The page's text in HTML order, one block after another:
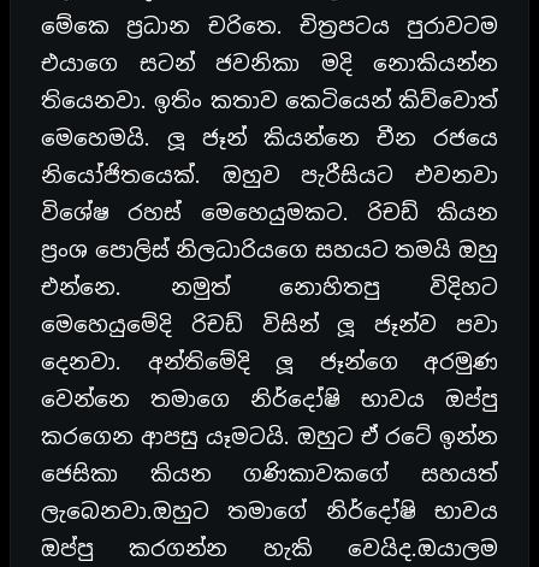
මේකෙ ප්‍රධාන චරිතෙ. චිත්‍රපටය පුරාවටම
එයාගෙ සටන් ජවනිකා මදි නොකියන්න
තියෙනවා. ඉතිං කතාව කෙටියෙන් කිව්වොත්
මෙහෙමයි. ලූ ජෑන් කියන්නෙ චීන රජයෙ
නියෝජිතයෙක්. ඔහුව පැරීසියට එවනවා
විශේෂ රහස් මෙහෙයුමකට. රිචඩ් කියන
ප්‍රංශ පොලිස් නිලධාරියගෙ සහයට තමයි ඔහු
එන්නෙ. නමුත් නොහිතපු විදිහට
මෙහෙයුමේදි රිචඩ් විසින් ලූ ජෑන්ව පවා
දෙනවා. අන්තිමේදි ලූ ජෑන්ගෙ අරමුණ
වෙන්නෙ තමාගෙ නිර්දෝෂි භාවය ඔප්පු
කරගෙන ආපසු යෑමටයි. ඔහුට ඒ රටේ ඉන්න
ජෙසිකා කියන ගණිකාවකගේ සහයත්
ලැබෙනවා.ඔහුට තමාගේ නිර්දෝෂි භාවය
ඔප්පු කරගන්න හැකි වෙයිද.ඔයාලම